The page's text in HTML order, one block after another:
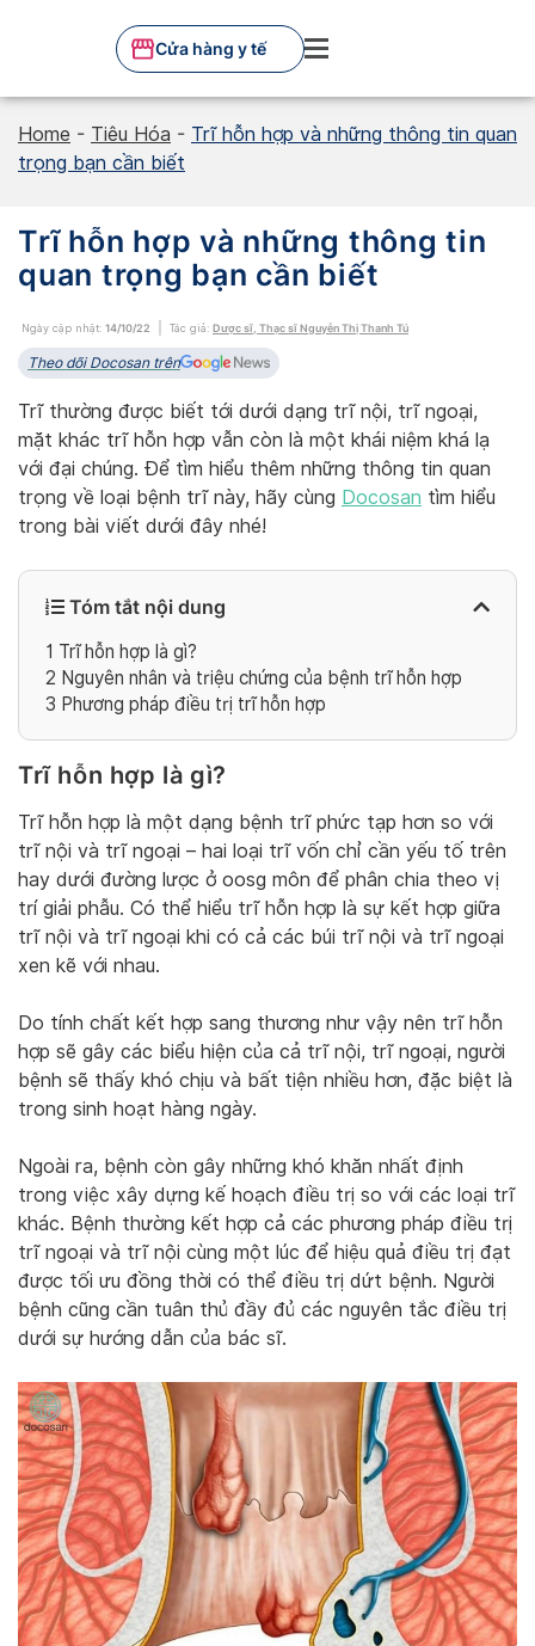
Cửa hàng y tế
Home - Tiêu Hóa - Trĩ hỗn hợp và những thông tin quan
trọng bạn cần biết
Trĩ hỗn hợp và những thông tin
quan trọng bạn cần biết
Ngày cập nhật: 14/10/22 Tác giả: Dược sĩ, Thạc sĩ Nguyễn Thị Thanh Tú
Theo dõi Docosan trên
Trĩ thường được biết tới dưới dạng trĩ nội, trĩ ngoại,
mặt khác trĩ hỗn hợp vẫn còn là một khái niệm khá lạ
với đại chúng. Để tìm hiểu thêm những thông tin quan
trọng về loại bệnh trĩ này, hãy cùng Docosan tìm hiểu
trong bài viết dưới đây nhé!
Tóm tắt nội dung
1 Trĩ hỗn hợp là gì?
2 Nguyên nhân và triệu chứng của bệnh trĩ hỗn hợp
3 Phương pháp điều trị trĩ hỗn hợp
Trĩ hỗn hợp là gì?
Trĩ hỗn hợp là một dạng bệnh trĩ phức tạp hơn so với
trĩ nội và trĩ ngoại – hai loại trĩ vốn chỉ cần yếu tố trên
hay dưới đường lược ở oosg môn để phân chia theo vị
trí giải phẫu. Có thể hiểu trĩ hỗn hợp là sự kết hợp giữa
trĩ nội và trĩ ngoại khi có cả các búi trĩ nội và trĩ ngoại
xen kẽ với nhau.
Do tính chất kết hợp sang thương như vậy nên trĩ hỗn
hợp sẽ gây các biểu hiện của cả trĩ nội, trĩ ngoại, người
bệnh sẽ thấy khó chịu và bất tiện nhiều hơn, đặc biệt là
trong sinh hoạt hàng ngày.
Ngoài ra, bệnh còn gây những khó khăn nhất định
trong việc xây dựng kế hoạch điều trị so với các loại trĩ
khác. Bệnh thường kết hợp cả các phương pháp điều trị
trĩ ngoại và trĩ nội cùng một lúc để hiệu quả điều trị đạt
được tối ưu đồng thời có thể điều trị dứt bệnh. Người
bệnh cũng cần tuân thủ đầy đủ các nguyên tắc điều trị
dưới sự hướng dẫn của bác sĩ.